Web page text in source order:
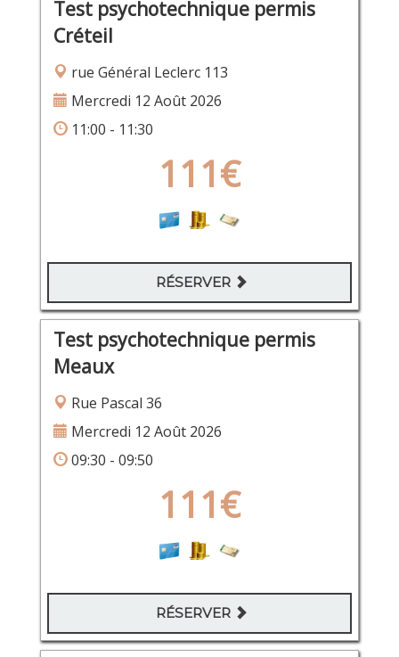
Test psychotechnique permis
Créteil
rue Général Leclerc 113
Mercredi 12 Août 2026
11:00 - 11:30
111€
RÉSERVER
Test psychotechnique permis
Meaux
Rue Pascal 36
Mercredi 12 Août 2026
09:30 - 09:50
111€
RÉSERVER